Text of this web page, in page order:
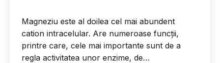
Magneziu este al doilea cel mai abundent
cation intracelular. Are numeroase funcții,
printre care, cele mai importante sunt de a
regla activitatea unor enzime, de…